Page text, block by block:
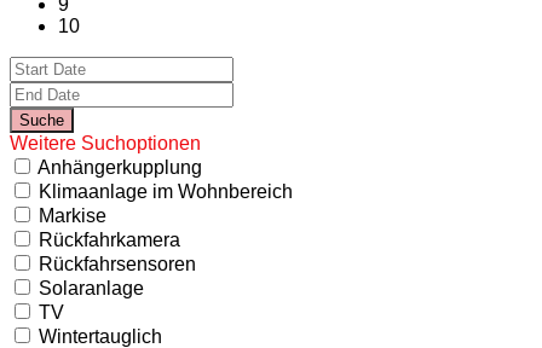
10
Weitere Suchoptionen
Anhängerkupplung
Klimaanlage im Wohnbereich
Markise
Rückfahrkamera
Rückfahrsensoren
Solaranlage
TV
Wintertauglich